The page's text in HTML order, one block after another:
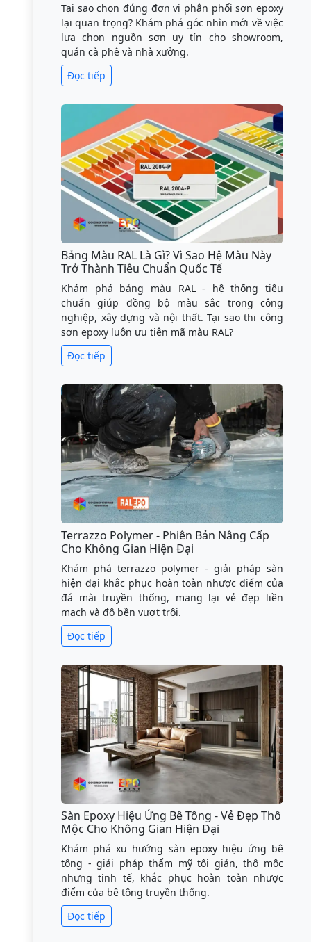
Tại sao chọn đúng đơn vị phân phối sơn epoxy
lại quan trọng? Khám phá góc nhìn mới về việc
lựa chọn nguồn sơn uy tín cho showroom,
quán cà phê và nhà xưởng.
Đọc tiếp
Bảng Màu RAL Là Gì? Vì Sao Hệ Màu Này
Trở Thành Tiêu Chuẩn Quốc Tế
Khám phá bảng màu RAL - hệ thống tiêu
chuẩn giúp đồng bộ màu sắc trong công
nghiệp, xây dựng và nội thất. Tại sao thi công
sơn epoxy luôn ưu tiên mã màu RAL?
Đọc tiếp
Terrazzo Polymer - Phiên Bản Nâng Cấp
Cho Không Gian Hiện Đại
Khám phá terrazzo polymer - giải pháp sàn
hiện đại khắc phục hoàn toàn nhược điểm của
đá mài truyền thống, mang lại vẻ đẹp liền
mạch và độ bền vượt trội.
Đọc tiếp
Sàn Epoxy Hiệu Ứng Bê Tông - Vẻ Đẹp Thô
Mộc Cho Không Gian Hiện Đại
Khám phá xu hướng sàn epoxy hiệu ứng bê
tông - giải pháp thẩm mỹ tối giản, thô mộc
nhưng tinh tế, khắc phục hoàn toàn nhược
điểm của bê tông truyền thống.
Đọc tiếp